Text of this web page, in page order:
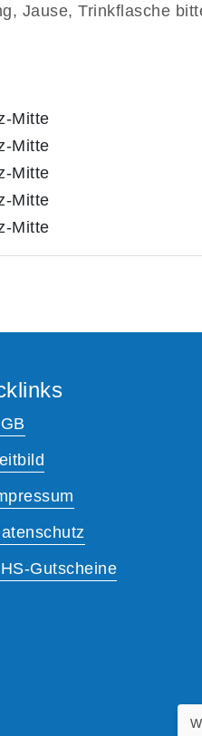
Jause, Trinkflasche
Mitte
Mitte
Mitte
Mitte
Mitte
Gutscheine